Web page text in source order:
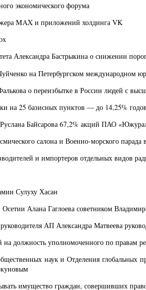
экономического форума
MAX и приложений холдинга VK
Александра Бастрыкина о снижении
на Петербургском международном
о переизбытке в России людей с
на 25 базисных пунктов — до 14,25%
Байсарова 67,2% акций ПАО
салона и Военно-морского парада
и импортеров отдельных видов
Сулуху Хасан
Алана Гаглоева советником
АП Александра Матвеева
должность уполномоченного по правам
наук и Отделения
имущество граждан, совершивших